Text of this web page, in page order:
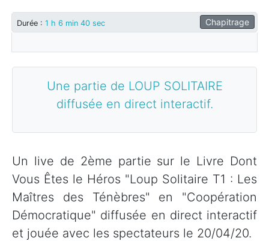
Durée : 1 h 6 min 40 sec Chapitrage
Une partie de LOUP SOLITAIRE
diffusée en direct interactif.
Un live de 2ème partie sur le Livre Dont
Vous Êtes le Héros "Loup Solitaire T1 : Les
Maîtres des Ténèbres" en "Coopération
Démocratique" diffusée en direct interactif
et jouée avec les spectateurs le 20/04/20.